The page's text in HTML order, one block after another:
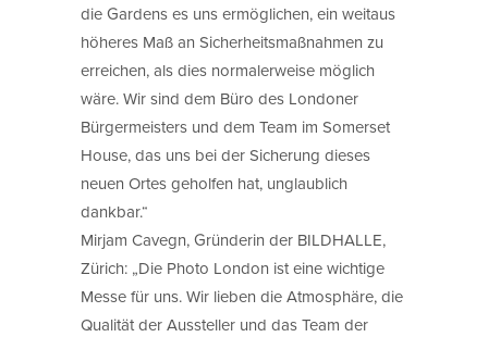
die Gardens es uns ermöglichen, ein weitaus
höheres Maß an Sicherheitsmaßnahmen zu
erreichen, als dies normalerweise möglich
wäre. Wir sind dem Büro des Londoner
Bürgermeisters und dem Team im Somerset
House, das uns bei der Sicherung dieses
neuen Ortes geholfen hat, unglaublich
dankbar.“
Mirjam Cavegn, Gründerin der BILDHALLE,
Zürich: „Die Photo London ist eine wichtige
Messe für uns. Wir lieben die Atmosphäre, die
Qualität der Aussteller und das Team der